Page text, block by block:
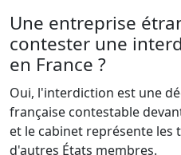
Une entreprise
contester une
en France ?
Oui, l'interdiction est une
française contestable
et le cabinet représente
d'autres États membres.